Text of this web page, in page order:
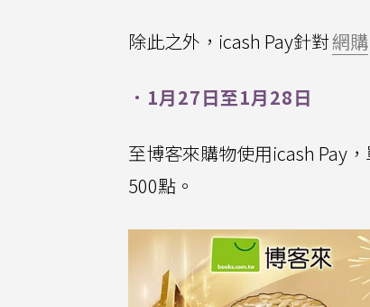
除此之外，icash Pay針對網購
．1月27日至1月28日
至博客來購物使用icash Pay
500點。